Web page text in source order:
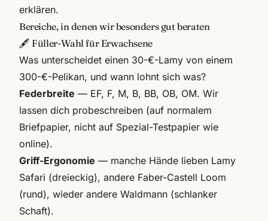
erklären.
Bereiche, in denen wir besonders gut beraten
🖋️ Füller-Wahl für Erwachsene
Was unterscheidet einen 30-€-Lamy von einem
300-€-Pelikan, und wann lohnt sich was?
Federbreite — EF, F, M, B, BB, OB, OM. Wir
lassen dich probeschreiben (auf normalem
Briefpapier, nicht auf Spezial-Testpapier wie
online).
Griff-Ergonomie — manche Hände lieben Lamy
Safari (dreieckig), andere Faber-Castell Loom
(rund), wieder andere Waldmann (schlanker
Schaft).